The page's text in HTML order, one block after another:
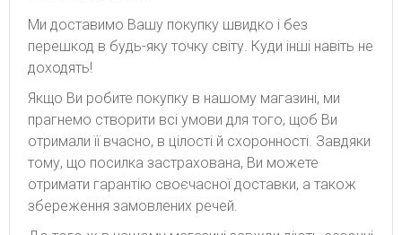
Ми доставимо Вашу покупку швидко і без
перешкод в будь-яку точку світу. Куди інші навіть не
доходять!
Якщо Ви робите покупку в нашому магазині, ми
прагнемо створити всі умови для того, щоб Ви
отримали її вчасно, в цілості й схоронності. Завдяки
тому, що посилка застрахована, Ви можете
отримати гарантію своєчасної доставки, а також
збереження замовлених речей.